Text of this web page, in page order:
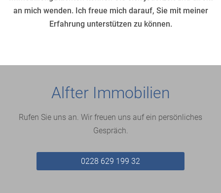
an mich wenden. Ich freue mich darauf, Sie mit meiner
Erfahrung unterstützen zu können.
Alfter Immobilien
Rufen Sie uns an. Wir freuen uns auf ein persönliches
Gespräch.
0228 629 199 32